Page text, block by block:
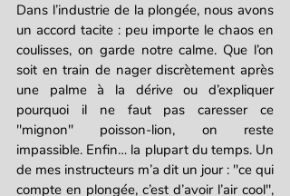
Dans l’industrie de la plongée, nous avons
un accord tacite : peu importe le chaos en
coulisses, on garde notre calme. Que l’on
soit en train de nager discrètement après
une palme à la dérive ou d’expliquer
pourquoi il ne faut pas caresser ce
"mignon" poisson-lion, on reste
impassible. Enfin… la plupart du temps. Un
de mes instructeurs m’a dit un jour : "ce qui
compte en plongée, c’est d’avoir l’air cool",